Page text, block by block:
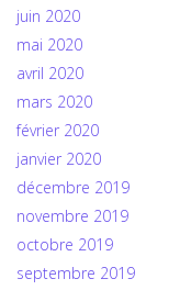
juin 2020
mai 2020
avril 2020
mars 2020
février 2020
janvier 2020
décembre 2019
novembre 2019
octobre 2019
septembre 2019